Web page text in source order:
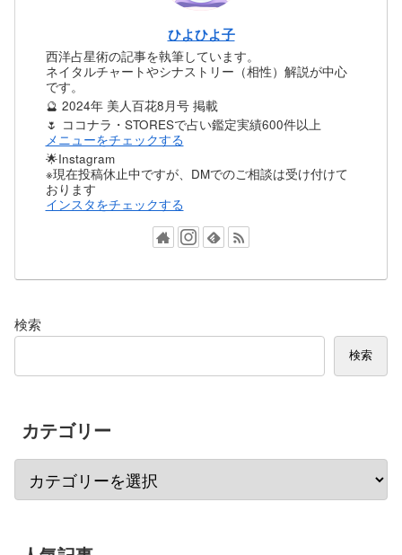
ひよひよ子
西洋占星術の記事を執筆しています。
ネイタルチャートやシナストリー（相性）解説が中心
です。
🔮 2024年 美人百花8月号 掲載
🌷 ココナラ・STORESで占い鑑定実績600件以上
メニューをチェックする
🌟Instagram
※現在投稿休止中ですが、DMでのご相談は受け付けて
おります
インスタをチェックする
検索
検索
カテゴリー